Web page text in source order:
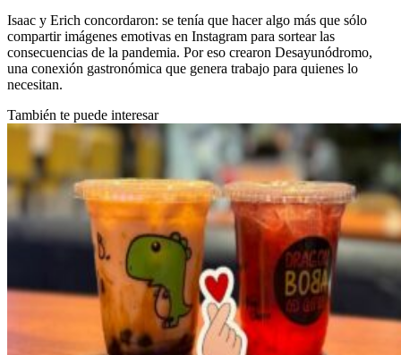
Isaac y Erich concordaron: se tenía que hacer algo más que sólo
compartir imágenes emotivas en Instagram para sortear las
consecuencias de la pandemia. Por eso crearon Desayunódromo,
una conexión gastronómica que genera trabajo para quienes lo
necesitan.
También te puede interesar